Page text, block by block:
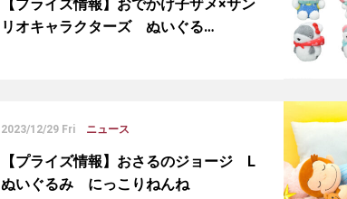
【プライズ情報】おでかけ子ザメ×サン
リオキャラクターズ ぬいぐる…
2023/12/29 Fri ニュース
【プライズ情報】おさるのジョージ L
ぬいぐるみ にっこりねんね